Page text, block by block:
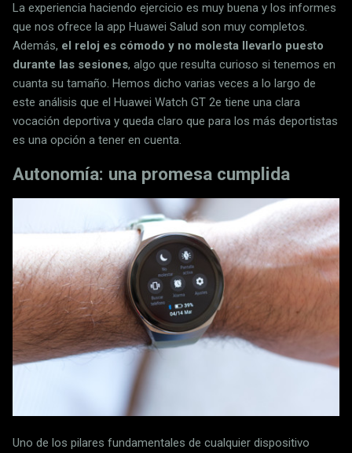
La experiencia haciendo ejercicio es muy buena y los informes
que nos ofrece la app Huawei Salud son muy completos.
Además, el reloj es cómodo y no molesta llevarlo puesto
durante las sesiones, algo que resulta curioso si tenemos en
cuanta su tamaño. Hemos dicho varias veces a lo largo de
este análisis que el Huawei Watch GT 2e tiene una clara
vocación deportiva y queda claro que para los más deportistas
es una opción a tener en cuenta.
Autonomía: una promesa cumplida
Uno de los pilares fundamentales de cualquier dispositivo